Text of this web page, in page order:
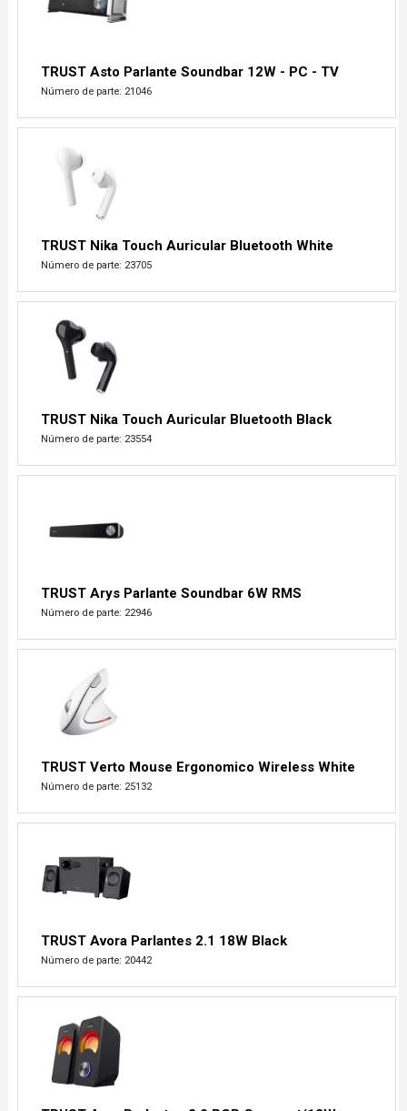
TRUST Asto Parlante Soundbar 12W - PC - TV
Número de parte: 21046
TRUST Nika Touch Auricular Bluetooth White
Número de parte: 23705
TRUST Nika Touch Auricular Bluetooth Black
Número de parte: 23554
TRUST Arys Parlante Soundbar 6W RMS
Número de parte: 22946
TRUST Verto Mouse Ergonomico Wireless White
Número de parte: 25132
TRUST Avora Parlantes 2.1 18W Black
Número de parte: 20442